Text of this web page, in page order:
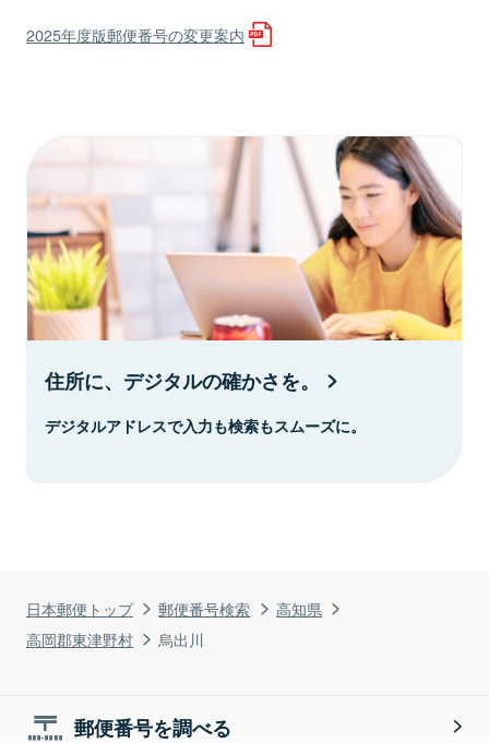
日本郵便トップ 郵便番号検索
高知県
高岡郡東津野村
烏出川
2025年度版郵便番号の変更案内
住所に、デジタルの確かさを。
デジタルアドレスで入力も検索もスムーズに。
郵便番号を調べる